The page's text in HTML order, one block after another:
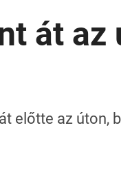
át az
előtte az úton,